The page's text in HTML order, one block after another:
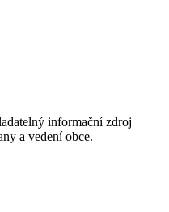
informační zdroj
a vedení obce.